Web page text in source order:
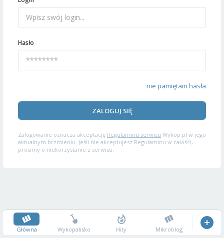
Hasło
nie pamiętam hasła
ZALOGUJ SIĘ
Zalogowanie oznacza akceptację Regulaminu serwisu Wykop.pl w jego
aktualnym brzmieniu. Jeśli nie akceptujesz Regulaminu w całości,
prosimy o niekorzystanie z serwisu.
Główna Wykopalisko Hity Mikroblog